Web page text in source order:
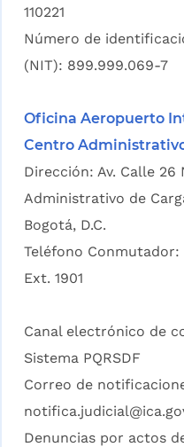
110221
Número de
(NIT): 899.999.069-7
Oficina Aeropuerto
Centro
Dirección: Av. Calle 26
Administrativo de
Bogotá, D.C.
Teléfono
Ext. 1901
Canal electrónico de
Sistema PQRSDF
Correo de
Denuncias por actos